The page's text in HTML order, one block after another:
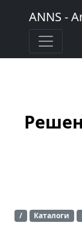
ANNS -
/ Каталоги